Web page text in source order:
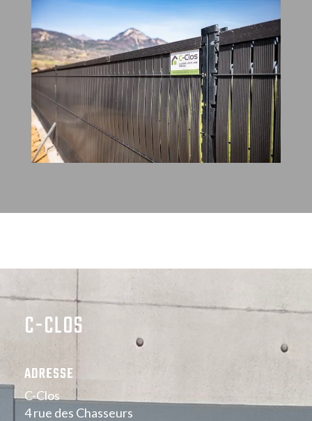
C-CLOS
ADRESSE
C-Clos
4 rue des Chasseurs